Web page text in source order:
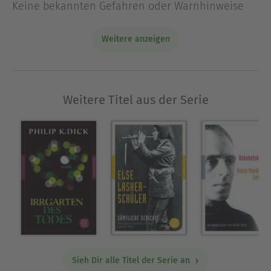
zahlreiche Übersetzungen insbesondere aus der
russischen Lyrik (darunter Lermontow, Fet,
Keine bekannten Gefahren oder Warnhinweise
Weitere anzeigen
Weitere Titel aus der Serie
Sieh Dir alle Titel der Serie an